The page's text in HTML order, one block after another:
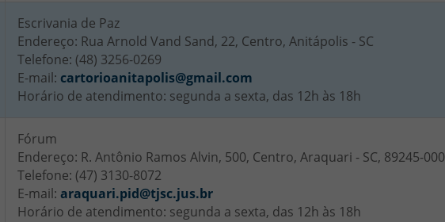
Escrivania de Paz
Endereço: Rua Arnold Vand Sand, 22, Centro, Anitápolis - SC
Telefone: (48) 3256-0269
E-mail: cartorioanitapolis@gmail.com
Horário de atendimento: segunda a sexta, das 12h às 18h
Fórum
Endereço: R. Antônio Ramos Alvin, 500, Centro, Araquari - SC, 89245-000
Telefone: (47) 3130-8072
E-mail: araquari.pid@tjsc.jus.br
Horário de atendimento: segunda a sexta, das 12h às 18h